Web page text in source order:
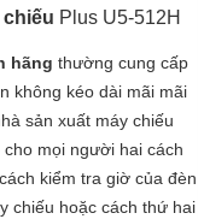
Plus U5-512H​
hãng thường cung cấp
không kéo dài mãi mãi
sản xuất máy chiếu
mọi người hai cách
kiểm tra giờ của đèn
chiếu hoặc cách thứ hai